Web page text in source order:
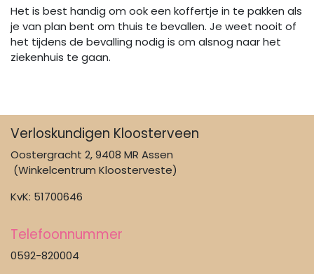
Het is best handig om ook een koffertje in te pakken als
je van plan bent om thuis te bevallen. Je weet nooit of
het tijdens de bevalling nodig is om alsnog naar het
ziekenhuis te gaan.
Verloskundigen Kloosterveen
Oostergracht 2, 9408 MR Assen
(Winkelcentrum Kloosterveste)
KvK: 51700646
Telefoonnummer
0592-820004